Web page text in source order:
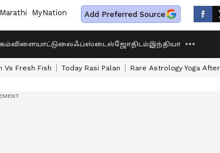
Marathi MyNation Add Preferred Source
விளையாட்டுலைஃப்ஸ்டைல்ஜோதிடம்இந்தியா
Vs Fresh Fish Today Rasi Palan Rare Astrology Yoga After